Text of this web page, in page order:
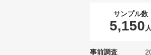
サンプル数
5,150 人
事前調査